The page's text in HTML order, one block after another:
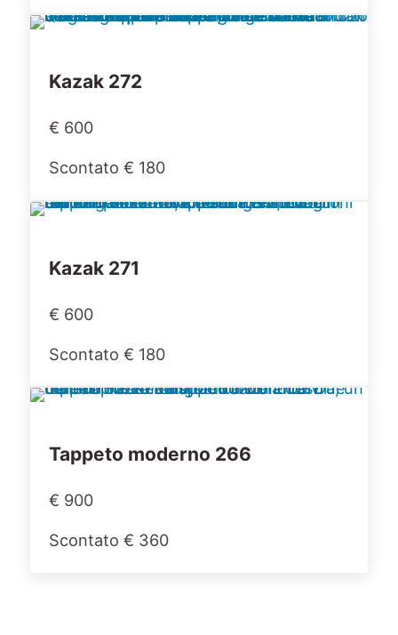
Kazak 272
€ 600
Scontato € 180
Kazak 271
€ 600
Scontato € 180
Tappeto moderno 266
€ 900
Scontato € 360